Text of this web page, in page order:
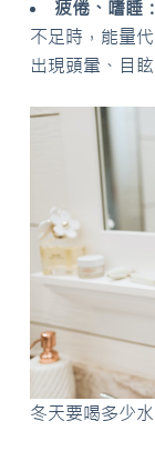
疲倦、嗜睡：
不足時，能量
出現頭暈、目
冬天要喝多少